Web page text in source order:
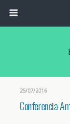
25/07/2016
Conferencia